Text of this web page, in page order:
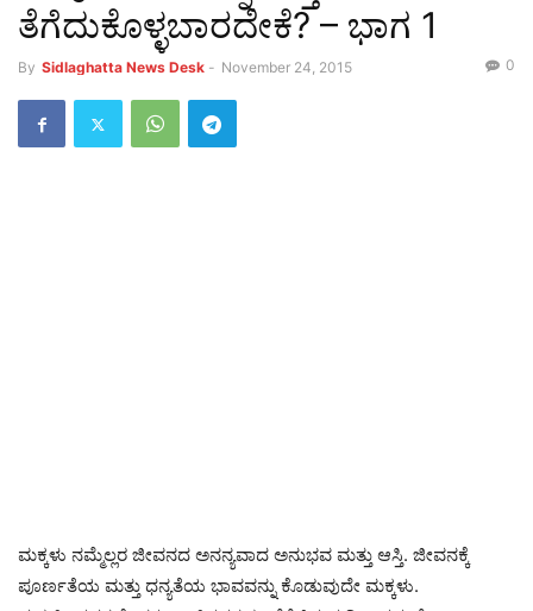
ತೆಗೆದುಕೊಳ್ಳಬಾರದೇಕೆ? – ಭಾಗ 1
By Sidlaghatta News Desk - November 24, 2015 0
ಮಕ್ಕಳು ನಮ್ಮೆಲ್ಲರ ಜೀವನದ ಅನನ್ಯವಾದ ಅನುಭವ ಮತ್ತು ಆಸ್ತಿ. ಜೀವನಕ್ಕೆ
ಪೂರ್ಣತೆಯ ಮತ್ತು ಧನ್ಯತೆಯ ಭಾವವನ್ನು ಕೊಡುವುದೇ ಮಕ್ಕಳು.